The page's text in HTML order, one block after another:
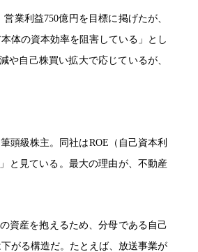
業利益750億円を目標に掲げたが、
体の資本効率を阻害している」とし
や自己株買い拡大で応じているが、
頭級株主。同社はROE（自己資本利
と見ている。最大の理由が、不動産
資産を抱えるため、分母である自己
がる構造だ。たとえば、放送事業が